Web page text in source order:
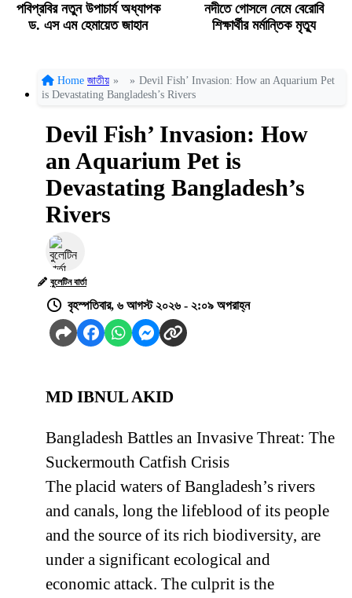
পবিপ্রবির নতুন উপাচার্য অধ্যাপক
ড. এস এম হেমায়েত জাহান
নদীতে গোসলে নেমে বেরোবি
শিক্ষার্থীর মর্মান্তিক মৃত্যু
Home জাতীয় » » Devil Fish’ Invasion: How an Aquarium Pet
is Devastating Bangladesh’s Rivers
Devil Fish’ Invasion: How
an Aquarium Pet is
Devastating Bangladesh’s
Rivers
বুলেটিন বার্তা
বৃহস্পতিবার, ৬ আগস্ট ২০২৬ - ২:০৯ অপরাহ্ন
MD IBNUL AKID
Bangladesh Battles an Invasive Threat: The
Suckermouth Catfish Crisis
The placid waters of Bangladesh’s rivers
and canals, long the lifeblood of its people
and the source of its rich biodiversity, are
under a significant ecological and
economic attack. The culprit is the